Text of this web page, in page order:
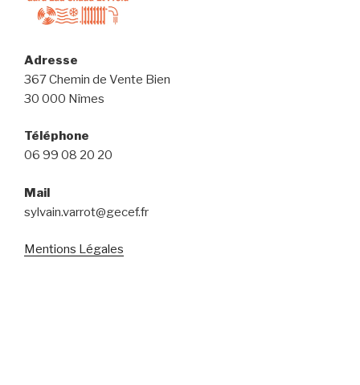
Adresse
367 Chemin de Vente Bien
30 000 Nîmes
Téléphone
06 99 08 20 20
Mail
sylvain.varrot@gecef.fr
Mentions Légales